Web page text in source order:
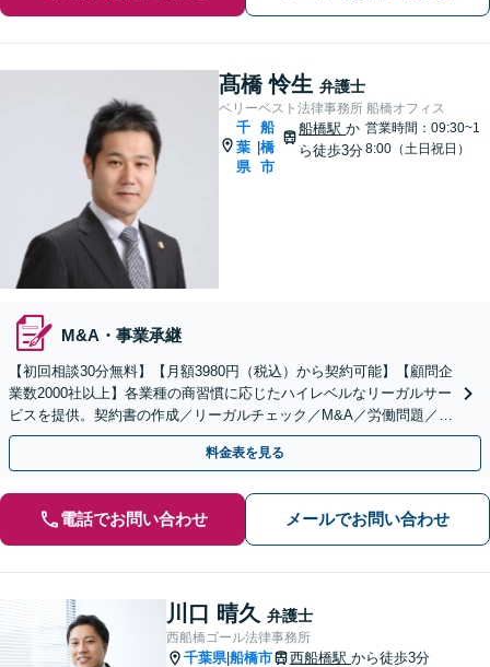
髙橋 怜生 弁護士
ベリーベスト法律事務所 船橋オフィス
千
葉
県
|
船
橋
市
船橋駅か
ら徒歩3分
営業時間：09:30~1
8:00（土日祝日）
M&A・事業承継
【初回相談30分無料】【月額3980円（税込）から契約可能】【顧問企
業数2000社以上】各業種の商習慣に応じたハイレベルなリーガルサー
ビスを提供。契約書の作成／リーガルチェック／M&A／労働問題／知
的財産等、お任せください【他士業連携可能】
料金表を見る
電話でお問い合わせ メールでお問い合わせ
川口 晴久 弁護士
西船橋ゴール法律事務所
千葉県|船橋市 西船橋駅 から徒歩3分